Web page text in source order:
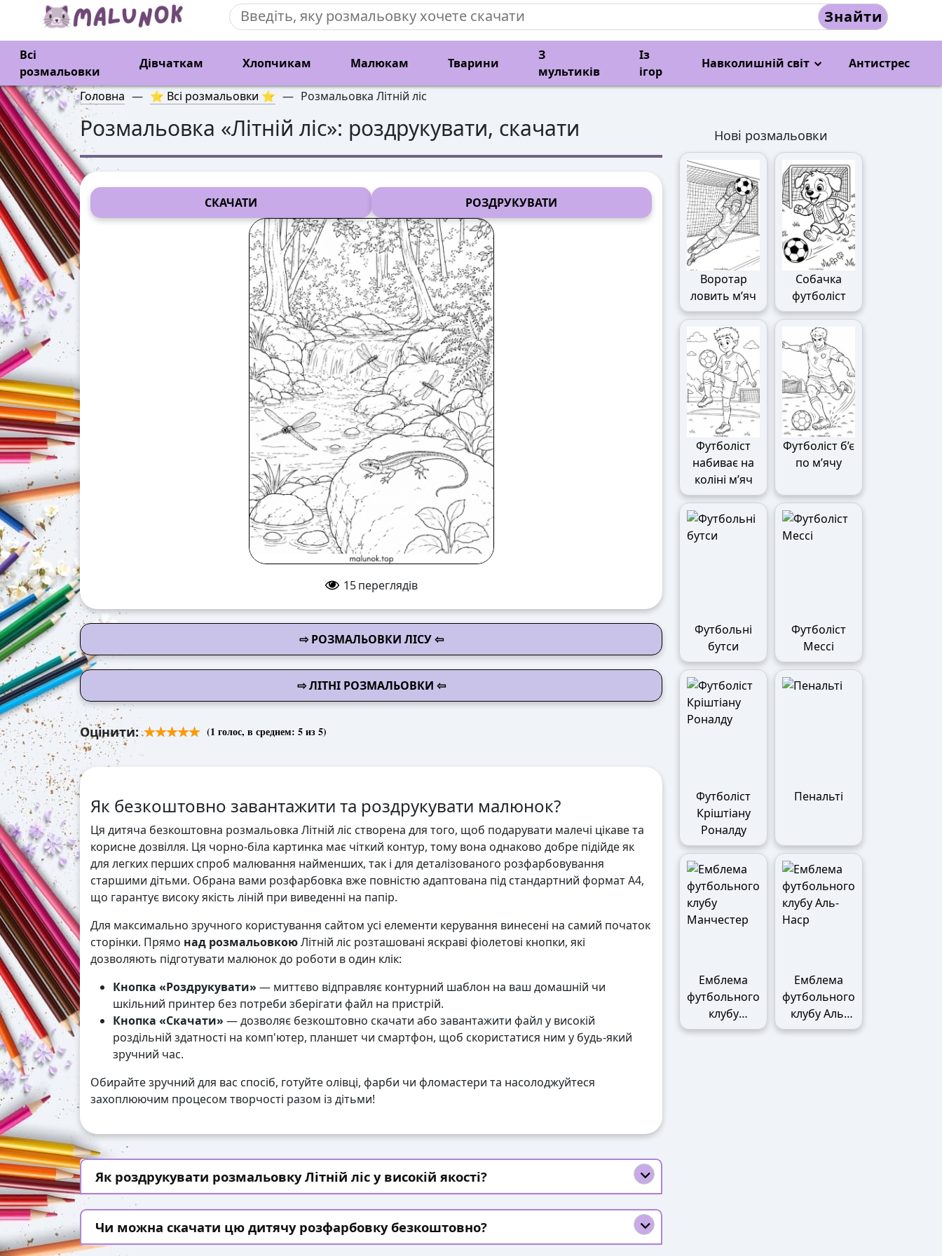
Знайти
Всі
розмальовки
Дівчаткам Хлопчикам Малюкам Тварини
З
мультиків
Із
ігор
Навколишній світ Антистрес
Головна — ⭐ Всі розмальовки ⭐ — Розмальовка Літній ліс
Розмальовка «Літній ліс»: роздрукувати, скачати
СКАЧАТИ РОЗДРУКУВАТИ
15 переглядів
⇨ РОЗМАЛЬОВКИ ЛІСУ ⇦
⇨ ЛІТНІ РОЗМАЛЬОВКИ ⇦
Оцінити: (1 голос, в среднем: 5из 5)
Як безкоштовно завантажити та роздрукувати малюнок?
Ця дитяча безкоштовна розмальовка Літній ліс створена для того, щоб подарувати малечі цікаве та
корисне дозвілля. Ця чорно-біла картинка має чіткий контур, тому вона однаково добре підійде як
для легких перших спроб малювання найменших, так і для деталізованого розфарбовування
старшими дітьми. Обрана вами розфарбовка вже повністю адаптована під стандартний формат А4,
що гарантує високу якість ліній при виведенні на папір.
Для максимально зручного користування сайтом усі елементи керування винесені на самий початок
сторінки. Прямо над розмальовкоюЛітній ліс розташовані яскраві фіолетові кнопки, які
дозволяють підготувати малюнок до роботи в один клік:
Кнопка «Роздрукувати» — миттєво відправляє контурний шаблон на ваш домашній чи
шкільний принтер без потреби зберігати файл на пристрій.
Кнопка «Скачати» — дозволяє безкоштовно скачати або завантажити файл у високій
роздільній здатності на комп'ютер, планшет чи смартфон, щоб скористатися ним у будь-який
зручний час.
Обирайте зручний для вас спосіб, готуйте олівці, фарби чи фломастери та насолоджуйтеся
захоплюючим процесом творчості разом із дітьми!
Як роздрукувати розмальовку Літній ліс у високій якості?
Чи можна скачати цю дитячу розфарбовку безкоштовно?
Нові розмальовки
Воротар
ловить м’яч
Собачка
футболіст
Футболіст
набиває на
коліні м’яч
Футболіст б’є
по м’ячу
Футбольні
бутси
Футболіст
Мессі
Футболіст
Кріштіану
Роналду
Пенальті
Емблема
футбольного
клубу
Манчестер
Емблема
футбольного
клубу Аль-
Наср